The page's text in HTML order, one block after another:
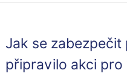
Jak se zabezpečit
připravilo akci pro